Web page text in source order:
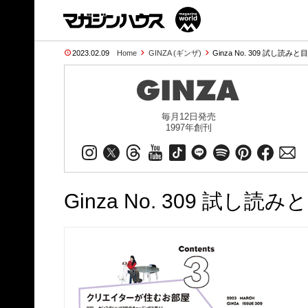
2023.02.09 Home GINZA (ギンザ) Ginza No. 309 試し読みと
毎月12日発売
1997年創刊
Ginza No. 309 試し読み